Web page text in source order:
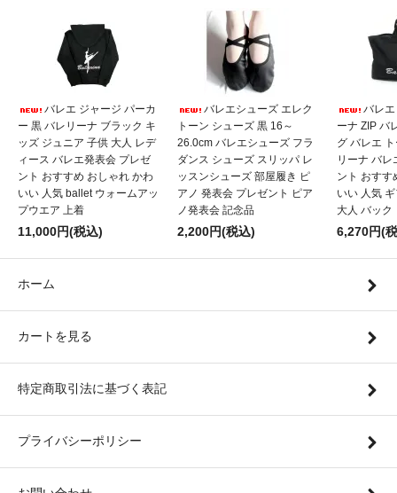
バレエ ジャージ パーカ
ー 黒 バレリーナ ブラック キ
ッズ ジュニア 子供 大人 レデ
ィース バレエ発表会 プレゼ
ント おすすめ おしゃれ かわ
いい 人気 ballet ウォームアッ
プウエア 上着
11,000円(税込)
バレエシューズ エレク
トーン シューズ 黒 16～
26.0cm バレエシューズ フラ
ダンス シューズ スリッパ レ
ッスンシューズ 部屋履き ピ
アノ 発表会 プレゼント ピア
ノ発表会 記念品
2,200円(税込)
バレ
ーナ ZIP バ
グ バレエ
リーナ バレ
ント おすす
いい 人気
大人 バック
6,270円(
ホーム
カートを見る
特定商取引法に基づく表記
プライバシーポリシー